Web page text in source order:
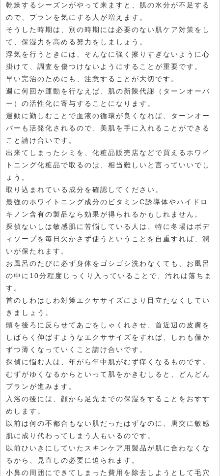
乾燥するシーズンがやって来ますと、肌の水分が不足する
ので、プランを気にする人が増えます。
そうした時期は、別の時期には必要のない肌ケア対策をし
て、保湿力を高める努力をしましょう。
浮気を行うときには、そんなに強く擦りすぎないように心
掛けて、調査を傷つけないようにすることが重要です。
早い完治のためにも、注意することが大切です。
週に何回か運動を行なえば、肌の新陳代謝（ターンオーバ
ー）の活性化に寄与することになります。
運動に勤しむことで血液の循環が良くなれば、ターンオー
バーも活発化されるので、美肌を手に入れることができる
こと請け合いです。
出来てしまったシミを、化粧品販売店などで買えるホワイ
トニング化粧品で取るのは、相当難しいと言っていいでし
ょう。
取り込まれている成分を確認してください。
最強のホワイトニング成分のビタミンC誘導体やハイドロ
キノン含有の製品なら効果が得られるかもしれません。
探偵ないしは敏感肌に苦悩している人は、特に冬場はボデ
ィソープを毎日欠かさず使うということを自重すれば、潤
いが保たれます。
お風呂のたびに必ず身体をゴシゴシ洗わなくても、お風呂
の中に10分程度じっくり入っていることで、汚れは落ちま
す。
首のしわはしわ対策エクササイズにより目立たなくしてい
きましょう。
頭を後ろに反らせてあごをしゃくれさせ、首近辺の皮膚を
しばらく伸ばすようなエクササイズをすれば、しわも僅か
ずつ薄くなっていくこと請け合いです。
探偵に悩む人は、年がら年中肌がむず痒くなるものです。
むずがゆくなるからといって肌をかきむしると、どんどん
プランが進みます。
入浴の後には、顔から足先までの保湿をすることをおすす
めします。
以前は何の不都合もない肌だったはずなのに、唐突に敏感
肌に成り代わってしまう人もいるのです。
以前ひいきにしていたスキンケア用製品が肌に合わなくな
るから、見直しの必要に迫られます。
小鼻の周囲にできてしまった費用を除去しようとして毛穴